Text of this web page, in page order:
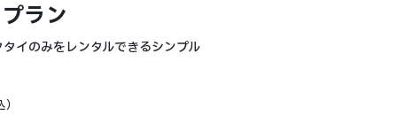
ラン
イのみをレンタルできるシンプル